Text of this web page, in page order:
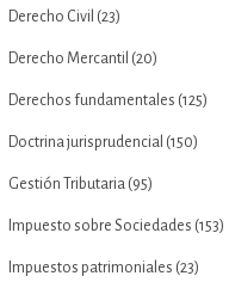
Derecho Civil (23)
Derecho Mercantil (20)
Derechos fundamentales (125)
Doctrina jurisprudencial (150)
Gestión Tributaria(95)
Impuesto sobre Sociedades (153)
Impuestos patrimoniales (23)